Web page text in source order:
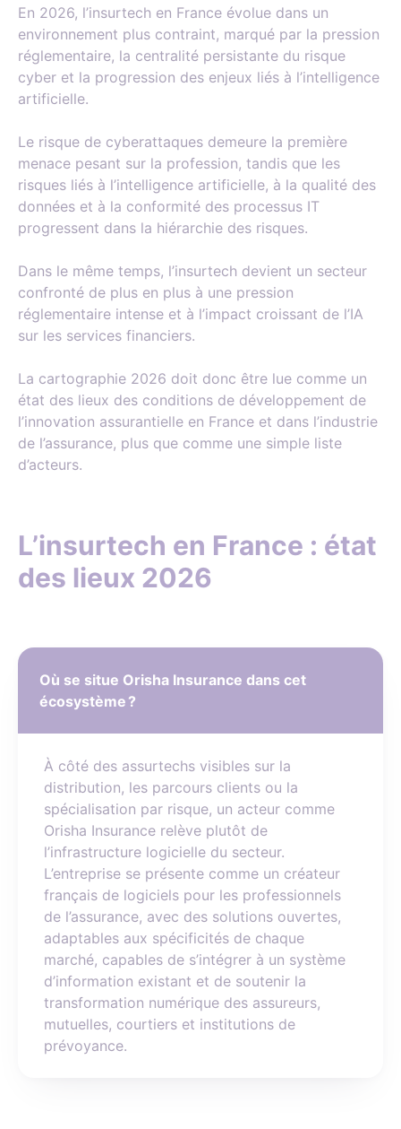
En 2026, l’insurtech en France évolue dans un
environnement plus contraint, marqué par la pression
réglementaire, la centralité persistante du risque
cyber et la progression des enjeux liés à l’intelligence
artificielle.
Le risque de cyberattaques demeure la première
menace pesant sur la profession, tandis que les
risques liés à l’intelligence artificielle, à la qualité des
données et à la conformité des processus IT
progressent dans la hiérarchie des risques.
Dans le même temps, l’insurtech devient un secteur
confronté de plus en plus à une pression
réglementaire intense et à l’impact croissant de l’IA
sur les services financiers.
La cartographie 2026 doit donc être lue comme un
état des lieux des conditions de développement de
l’innovation assurantielle en France et dans l’industrie
de l’assurance, plus que comme une simple liste
d’acteurs.
L’insurtech en France : état
des lieux 2026
Où se situe Orisha Insurance dans cet
écosystème ?
À côté des assurtechs visibles sur la
distribution, les parcours clients ou la
spécialisation par risque, un acteur comme
Orisha Insurance relève plutôt de
l’infrastructure logicielle du secteur.
L’entreprise se présente comme un créateur
français de logiciels pour les professionnels
de l’assurance, avec des solutions ouvertes,
adaptables aux spécificités de chaque
marché, capables de s’intégrer à un système
d’information existant et de soutenir la
transformation numérique des assureurs,
mutuelles, courtiers et institutions de
prévoyance.